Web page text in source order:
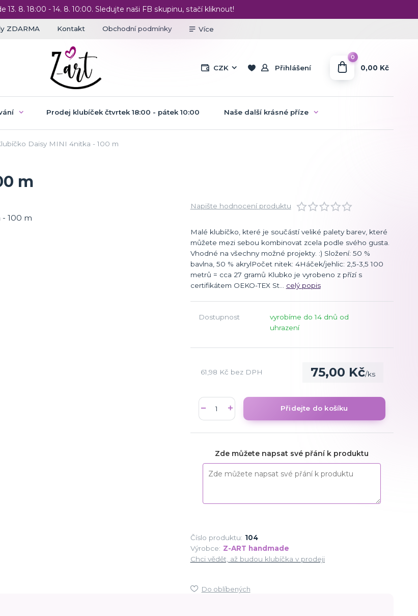
13. 8. 18:00 - 14. 8. 10:00. Sledujte naši FB skupinu, stačí kliknout!
ZDARMA Kontakt Obchodní podmínky Více
CZK Přihlášení
0
0,00 Kč
Prodej klubíček čtvrtek 18:00 - pátek 10:00 Naše další krásné příze
Daisy MINI 4nitka - 100 m
m
Napište hodnocení produktu
Malé klubíčko, které je součástí veliké palety barev, které
můžete mezi sebou kombinovat zcela podle svého gusta.
Vhodné na všechny možné projekty. :) Složení: 50 %
bavlna, 50 % akrylPočet nitek: 4Háček/jehlic: 2,5-3,5 100
metrů = cca 27 gramů Klubko je vyrobeno z přízí s
certifikátem OEKO-TEX St... celý popis
Dostupnost
vyrobíme do 14 dnů od
uhrazení
75,00 Kč/ks
61,98 Kč bez DPH
Přidejte do košíku
Zde můžete napsat své přání k produktu
Číslo produktu: 104
Výrobce: Z-ART handmade
Chci vědět, až budou klubíčka v prodeji
Do oblíbených